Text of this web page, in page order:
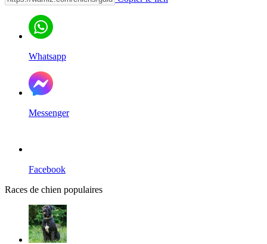
Whatsapp
Messenger
Facebook
Races de chien populaires